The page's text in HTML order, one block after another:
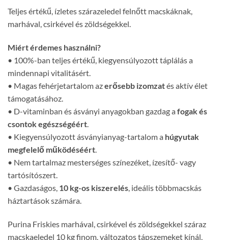
Teljes értékű, ízletes szárazeledel felnőtt macskáknak,
marhával, csirkével és zöldségekkel.
Miért érdemes használni?
• 100%-ban teljes értékű, kiegyensúlyozott táplálás a
mindennapi vitalitásért.
• Magas fehérjetartalom azerősebb izomzatés aktív élet
támogatásához.
• D-vitaminban és ásványi anyagokban gazdag a fogak és
csontok egészségéért.
• Kiegyensúlyozott ásványianyag-tartalom a húgyutak
megfelelő működéséért.
• Nem tartalmaz mesterséges színezéket, ízesítő- vagy
tartósítószert.
• Gazdaságos, 10 kg-os kiszerelés, ideális többmacskás
háztartások számára.
Purina Friskies marhával, csirkével és zöldségekkel száraz
macskaeledel 10 kg finom, változatos tápszemeket kínál,